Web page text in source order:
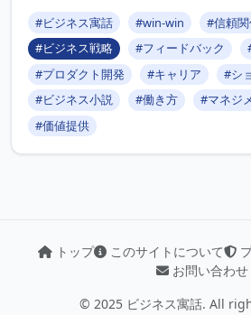
#ビジネス寓話
#win-win #信頼
#ビジネス戦略
#フィードバック
#プロダクト開発
#キャリア
#シ
#ビジネス小説
#働き方 #マネジ
#価値提供
トップ このサイトについて
お問い合わせ
© 2025 ビジネス寓話. All